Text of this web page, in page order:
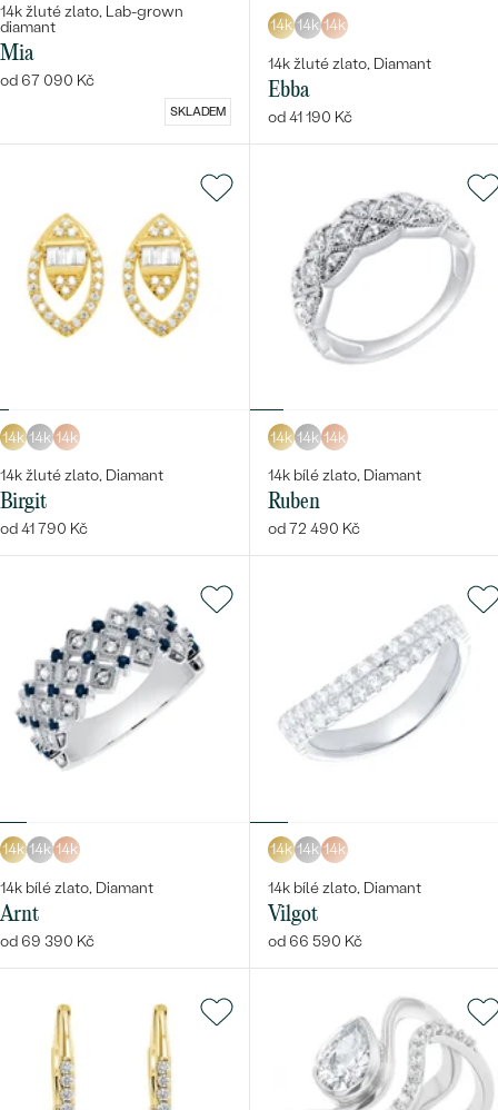
14k žluté zlato, Lab-grown
diamant
Mia
od 67 090 Kč
SKLADEM
14k 14k 14k
14k žluté zlato, Diamant
Ebba
od 41 190 Kč
14k 14k 14k
14k žluté zlato, Diamant
Birgit
od 41 790 Kč
14k 14k 14k
14k bílé zlato, Diamant
Ruben
od 72 490 Kč
14k 14k 14k
14k bílé zlato, Diamant
Arnt
od 69 390 Kč
14k 14k 14k
14k bílé zlato, Diamant
Vilgot
od 66 590 Kč